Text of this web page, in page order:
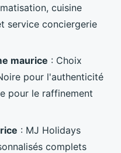
cuisine
service conciergerie
maurice : Choix
pour l'authenticité
pour le raffinement
: MJ Holidays
complets